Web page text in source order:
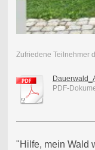
Zufriedene Teilnehmer
PDF-
"Hilfe, mein Wald